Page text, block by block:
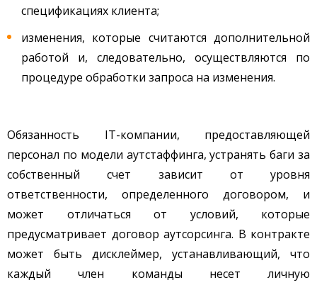
спецификациях клиента;
изменения, которые считаются дополнительной
работой и, следовательно, осуществляются по
процедуре обработки запроса на изменения.
Обязанность IT-компании, предоставляющей
персонал по модели аутстаффинга, устранять баги за
собственный счет зависит от уровня
ответственности, определенного договором, и
может отличаться от условий, которые
предусматривает договор аутсорсинга. В контракте
может быть дисклеймер, устанавливающий, что
каждый член команды несет личную